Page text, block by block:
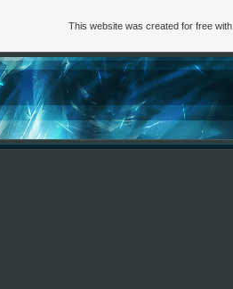
This website was created for free with